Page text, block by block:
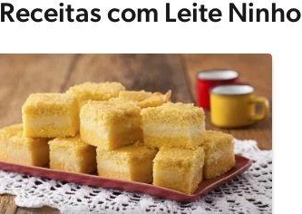
com Leite Ninho